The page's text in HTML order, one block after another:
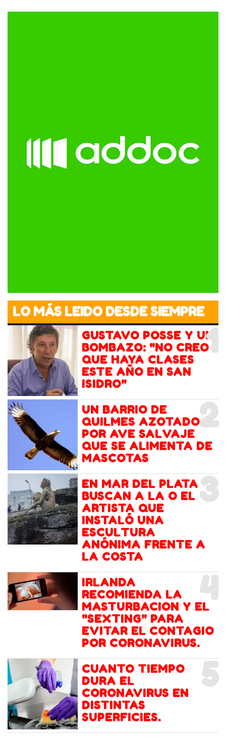
LO MÁS LEIDO DESDE SIEMPRE
1
GUSTAVO POSSE Y UN
BOMBAZO: "NO CREO
QUE HAYA CLASES
ESTE AÑO EN SAN
ISIDRO"
2
UN BARRIO DE
QUILMES AZOTADO
POR AVE SALVAJE
QUE SE ALIMENTA DE
MASCOTAS
3
EN MAR DEL PLATA
BUSCAN A LA O EL
ARTISTA QUE
INSTALÓ UNA
ESCULTURA
ANÓNIMA FRENTE A
LA COSTA
4
IRLANDA
RECOMIENDA LA
MASTURBACION Y EL
"SEXTING" PARA
EVITAR EL CONTAGIO
POR CORONAVIRUS.
5
CUANTO TIEMPO
DURA EL
CORONAVIRUS EN
DISTINTAS
SUPERFICIES.